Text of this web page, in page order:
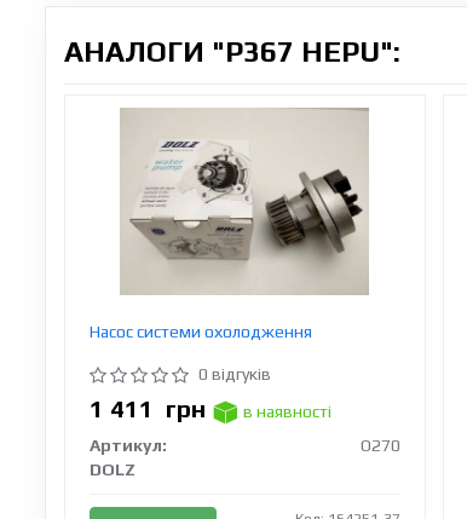
АНАЛОГИ "P367 HEPU":
Насос системи охолодження
0 відгуків
1 411 грн
в наявності
Артикул:
O270
DOLZ